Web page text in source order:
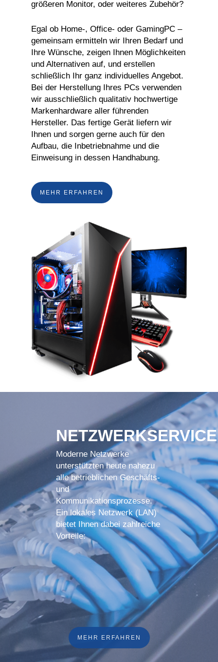
größeren Monitor, oder weiteres Zubehör?
Egal ob Home-, Office- oder GamingPC –
gemeinsam ermitteln wir Ihren Bedarf und
Ihre Wünsche, zeigen Ihnen Möglichkeiten
und Alternativen auf, und erstellen
schließlich Ihr ganz individuelles Angebot.
Bei der Herstellung Ihres PCs verwenden
wir ausschließlich qualitativ hochwertige
Markenhardware aller führenden
Hersteller. Das fertige Gerät liefern wir
Ihnen und sorgen gerne auch für den
Aufbau, die Inbetriebnahme und die
Einweisung in dessen Handhabung.
MEHR ERFAHREN
NETZWERKSERVICE
Moderne Netzwerke
unterstützten heute nahezu
alle betrieblichen Geschäfts-
und
Kommunikationsprozesse.
Ein lokales Netzwerk (LAN)
bietet Ihnen dabei zahlreiche
Vorteile:
MEHR ERFAHREN